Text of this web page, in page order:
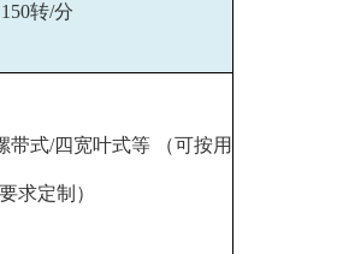
150转/分
带式/四宽叶式等 （可按用
求定制）